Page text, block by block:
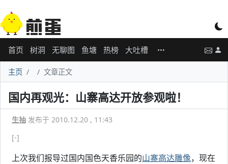
首页 树洞 无聊图 鱼塘 热榜 大吐槽
主页 文章正文
国内再观光：山寨高达开放参观啦！
生抽 发布于 2010.12.20 , 11:43
[-]
上次我们报导过国内国色天香乐园的山寨高达雕像，现在